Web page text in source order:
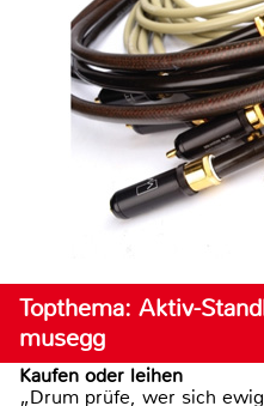
Topthema: Aktiv-
musegg
Kaufen oder leihen
„Drum prüfe, wer sich